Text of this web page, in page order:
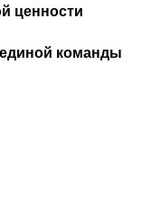
ценности
единой команды